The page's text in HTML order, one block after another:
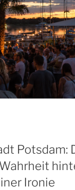
Potsdam:
Ironie